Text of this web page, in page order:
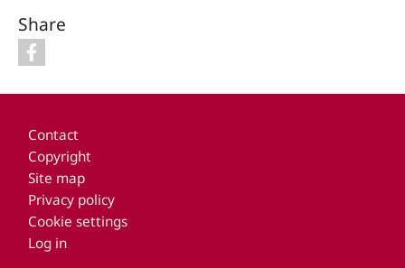
Share
Contact
Copyright
Site map
Privacy policy
Cookie settings
Log in